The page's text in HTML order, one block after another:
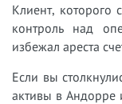
Клиент,
контроль над
избежал ареста
Если вы
активы в Андорре